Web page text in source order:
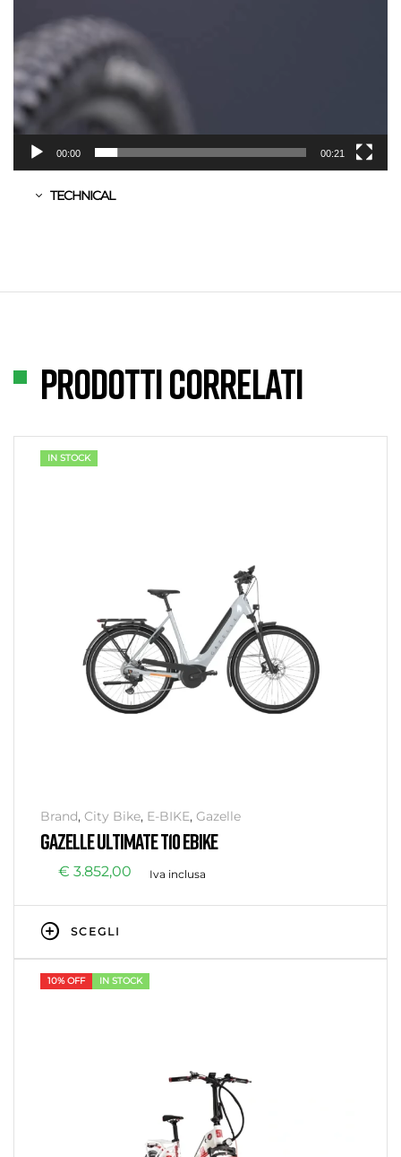
00:00 00:21
TECHNICAL
Prodotti correlati
IN STOCK
Brand, City Bike, E-BIKE, Gazelle
GAZELLE ULTIMATE T10 EBIKE
€ 3.852,00 Iva inclusa
SCEGLI
10% OFF IN STOCK